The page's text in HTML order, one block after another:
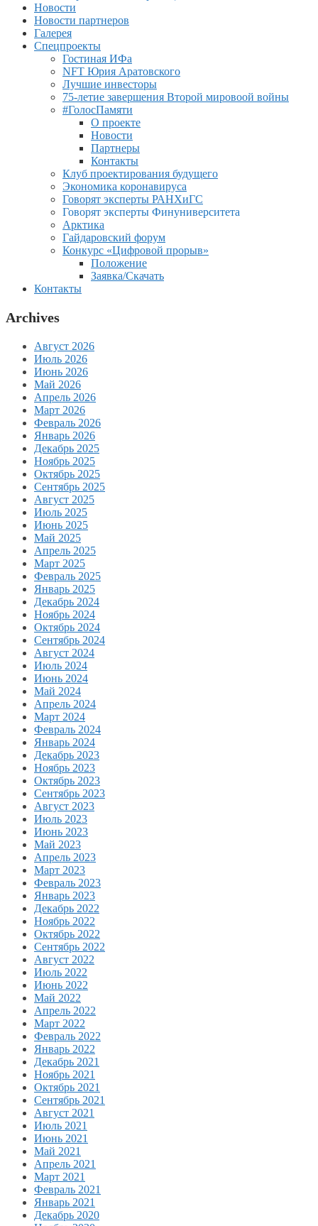
Новости
Новости партнеров
Галерея
Спецпроекты
Гостиная ИФа
NFT Юрия Аратовского
Лучшие инвесторы
75-летие завершения Второй мировоой войны
#ГолосПамяти
О проекте
Новости
Партнеры
Контакты
Клуб проектирования будущего
Экономика коронавируса
Говорят эксперты РАНХиГС
Говорят эксперты Финуниверситета
Арктика
Гайдаровский форум
Конкурс «Цифровой прорыв»
Положение
Заявка/Скачать
Контакты
Archives
Август 2026
Июль 2026
Июнь 2026
Май 2026
Апрель 2026
Март 2026
Февраль 2026
Январь 2026
Декабрь 2025
Ноябрь 2025
Октябрь 2025
Сентябрь 2025
Август 2025
Июль 2025
Июнь 2025
Май 2025
Апрель 2025
Март 2025
Февраль 2025
Январь 2025
Декабрь 2024
Ноябрь 2024
Октябрь 2024
Сентябрь 2024
Август 2024
Июль 2024
Июнь 2024
Май 2024
Апрель 2024
Март 2024
Февраль 2024
Январь 2024
Декабрь 2023
Ноябрь 2023
Октябрь 2023
Сентябрь 2023
Август 2023
Июль 2023
Июнь 2023
Май 2023
Апрель 2023
Март 2023
Февраль 2023
Январь 2023
Декабрь 2022
Ноябрь 2022
Октябрь 2022
Сентябрь 2022
Август 2022
Июль 2022
Июнь 2022
Май 2022
Апрель 2022
Март 2022
Февраль 2022
Январь 2022
Декабрь 2021
Ноябрь 2021
Октябрь 2021
Сентябрь 2021
Август 2021
Июль 2021
Июнь 2021
Май 2021
Апрель 2021
Март 2021
Февраль 2021
Январь 2021
Декабрь 2020